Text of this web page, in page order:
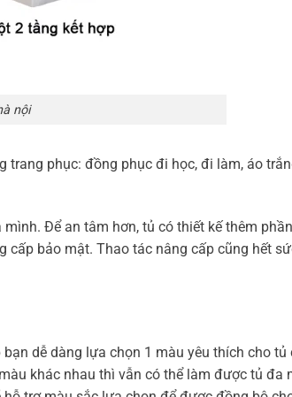
nội
trang phục: đồng phục đi học, đi làm, áo
Để an tâm hơn, tủ có thiết kế thêm
cấp bảo mật. Thao tác nâng cấp cũng hết
dễ dàng lựa chọn 1 màu yêu thích cho tủ
khác nhau thì vẫn có thể làm được tủ đa